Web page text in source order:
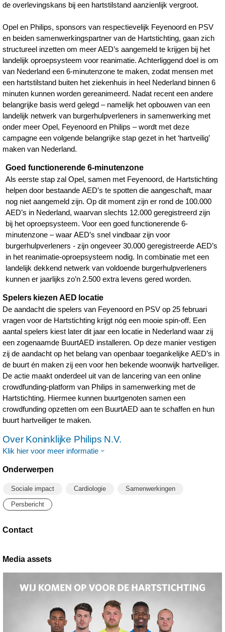
de overlevingskans bij een hartstilstand aanzienlijk vergroot.
Opel en Philips, sponsors van respectievelijk Feyenoord en PSV
en beiden samenwerkingspartner van de Hartstichting, gaan zich
structureel inzetten om meer AED’s aangemeld te krijgen bij het
landelijk oproepsysteem voor reanimatie. Achterliggend doel is om
van Nederland een 6-minutenzone te maken, zodat mensen met
een hartstilstand buiten het ziekenhuis in heel Nederland binnen 6
minuten kunnen worden gereanimeerd. Nadat recent een andere
belangrijke basis werd gelegd – namelijk het opbouwen van een
landelijk netwerk van burgerhulpverleners in samenwerking met
onder meer Opel, Feyenoord en Philips – wordt met deze
campagne een volgende belangrijke stap gezet in het ‘hartveilig’
maken van Nederland.
Goed functionerende 6-minutenzone
Als eerste stap zal Opel, samen met Feyenoord, de Hartstichting
helpen door bestaande AED’s te spotten die aangeschaft, maar
nog niet aangemeld zijn. Op dit moment zijn er rond de 100.000
AED’s in Nederland, waarvan slechts 12.000 geregistreerd zijn
bij het oproepsysteem. Voor een goed functionerende 6-
minutenzone – waar AED’s snel vindbaar zijn voor
burgerhulpverleners - zijn ongeveer 30.000 geregistreerde AED’s
in het reanimatie-oproepsysteem nodig. In combinatie met een
landelijk dekkend netwerk van voldoende burgerhulpverleners
kunnen er jaarlijks zo’n 2.500 extra levens gered worden.
Spelers kiezen AED locatie
De aandacht die spelers van Feyenoord en PSV op 25 februari
vragen voor de Hartstichting krijgt nóg een mooie spin-off. Een
aantal spelers kiest later dit jaar een locatie in Nederland waar zij
een zogenaamde BuurtAED installeren. Op deze manier vestigen
zij de aandacht op het belang van openbaar toegankelijke AED’s in
de buurt én maken zij een voor hen bekende woonwijk hartveiliger.
De actie maakt onderdeel uit van de lancering van een online
crowdfunding-platform van Philips in samenwerking met de
Hartstichting. Hiermee kunnen buurtgenoten samen een
crowdfunding opzetten om een BuurtAED aan te schaffen en hun
buurt hartveiliger te maken.
Over Koninklijke Philips N.V.
Klik hier voor meer informatie
Onderwerpen
Sociale impact Cardiologie Samenwerkingen
Persbericht
Contact
Media assets